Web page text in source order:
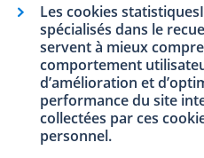
Les cookies
spécialisés dans le
servent à mieux
comportement
d’amélioration et
performance du site
collectées par ces
personnel.